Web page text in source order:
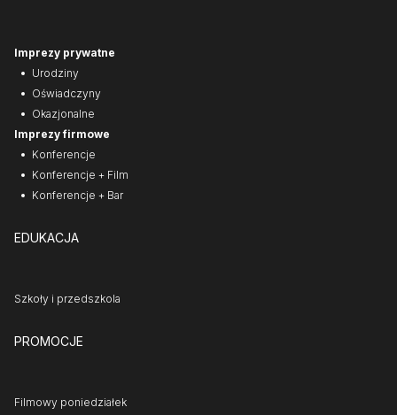
Imprezy prywatne
Urodziny
Oświadczyny
Okazjonalne
Imprezy firmowe
Konferencje
Konferencje + Film
Konferencje + Bar
EDUKACJA
Szkoły i przedszkola
PROMOCJE
Filmowy poniedziałek